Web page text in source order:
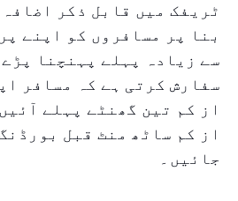
ٹریفک میں قابل ذکر
بنا پر مسافروں کو اپنے
سے زیادہ پہلے پہنچنا پڑے
سفارش کرتی ہے کہ مسافر
از کم تین گھنٹے پہلے
از کم ساٹھ منٹ قبل
جائیں۔